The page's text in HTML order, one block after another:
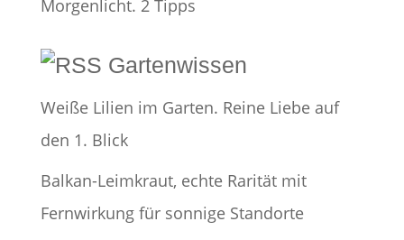
Morgenlicht. 2 Tipps
Gartenwissen
Weiße Lilien im Garten. Reine Liebe auf
den 1. Blick
Balkan-Leimkraut, echte Rarität mit
Fernwirkung für sonnige Standorte